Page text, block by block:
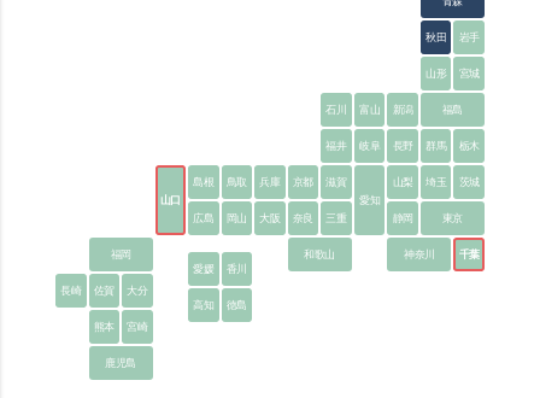
秋田 岩手
山形 宮城
石川 富山 新潟 福島
福井 岐阜 長野 群馬 栃木
山口
島根 鳥取 兵庫 京都
滋賀
愛知
山梨 埼玉 茨城
広島 岡山 大阪 奈良 三重 東京
福岡
愛媛
香川
和歌山
静岡
神奈川 千葉
長崎 佐賀
大分
高知
徳島
熊本
宮崎
鹿児島